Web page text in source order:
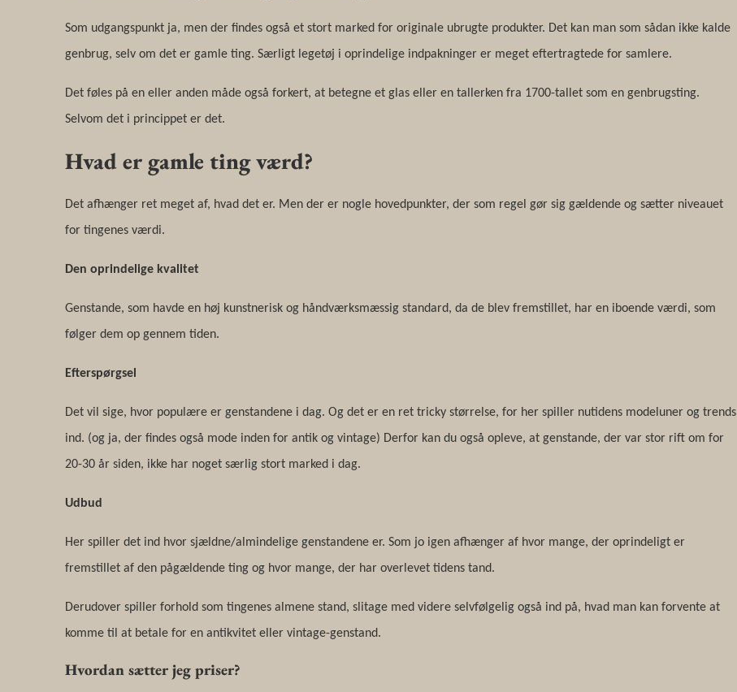
Som udgangspunkt ja, men der findes også et stort marked for originale ubrugte produkter. Det kan man som sådan ikke kalde
genbrug, selv om det er gamle ting. Særligt legetøj i oprindelige indpakninger er meget eftertragtede for samlere.
Det føles på en eller anden måde også forkert, at betegne et glas eller en tallerken fra 1700-tallet som en genbrugsting.
Selvom det i princippet er det.
Hvad er gamle ting værd?
Det afhænger ret meget af, hvad det er. Men der er nogle hovedpunkter, der som regel gør sig gældende og sætter niveauet
for tingenes værdi.
Den oprindelige kvalitet
Genstande, som havde en høj kunstnerisk og håndværksmæssig standard, da de blev fremstillet, har en iboende værdi, som
følger dem op gennem tiden.
Efterspørgsel
Det vil sige, hvor populære er genstandene i dag. Og det er en ret tricky størrelse, for her spiller nutidens modeluner og trends
ind. (og ja, der findes også mode inden for antik og vintage) Derfor kan du også opleve, at genstande, der var stor rift om for
20-30 år siden, ikke har noget særlig stort marked i dag.
Udbud
Her spiller det ind hvor sjældne/almindelige genstandene er. Som jo igen afhænger af hvor mange, der oprindeligt er
fremstillet af den pågældende ting og hvor mange, der har overlevet tidens tand.
Derudover spiller forhold som tingenes almene stand, slitage med videre selvfølgelig også ind på, hvad man kan forvente at
komme til at betale for en antikvitet eller vintage-genstand.
Hvordan sætter jeg priser?